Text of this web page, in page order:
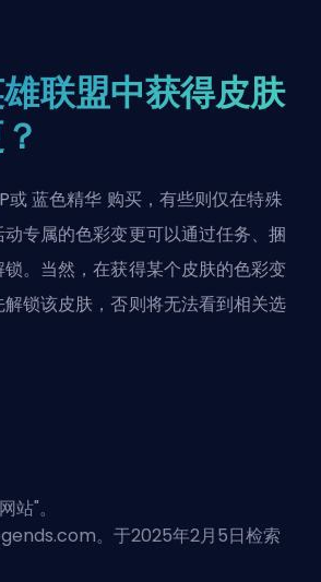
联盟中获得皮肤
或蓝色精华 购买，有些则仅在特殊
专属的色彩变更可以通过任务、捆
。当然，在获得某个皮肤的色彩变
锁该皮肤，否则将无法看到相关选
站"。
。于2025年2月5日检索